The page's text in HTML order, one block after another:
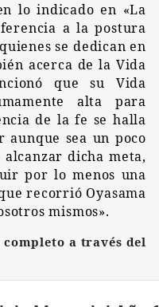
lo indicado en «La
a la postura
se dedican en
acerca de la Vida
que su Vida
alta para
de la fe se halla
sea un poco
r dicha meta,
por lo menos una
recorrió Oyasama
mismos».
a través del